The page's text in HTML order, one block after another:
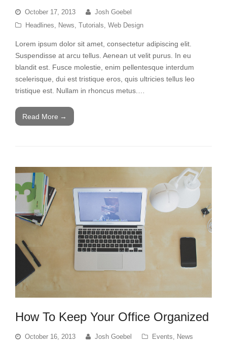
October 17, 2013
Josh Goebel
Headlines, News, Tutorials, Web Design
Lorem ipsum dolor sit amet, consectetur adipiscing elit.
Suspendisse at arcu tellus. Aenean ut velit purus. In eu
blandit est. Fusce molestie, enim pellentesque interdum
scelerisque, dui est tristique eros, quis ultricies tellus leo
tristique est. Nullam in rhoncus metus.…
Read More →
How To Keep Your Office Organized
October 16, 2013 Josh Goebel Events News